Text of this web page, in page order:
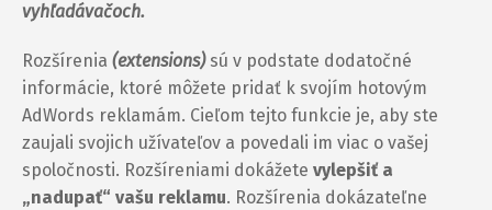
vyhľadávačoch.
Rozšírenia (extensions) sú v podstate dodatočné
informácie, ktoré môžete pridať k svojím hotovým
AdWords reklamám. Cieľom tejto funkcie je, aby ste
zaujali svojich užívateľov a povedali im viac o vašej
spoločnosti. Rozšíreniami dokážete vylepšiť a
„nadupať“ vašu reklamu. Rozšírenia dokázateľne